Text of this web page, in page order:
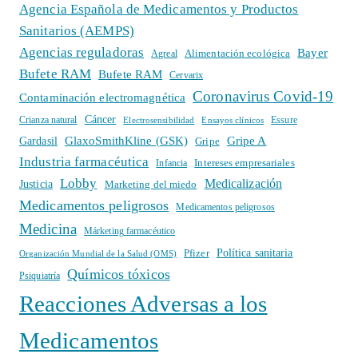
Agencia Española de Medicamentos y Productos
Sanitarios (AEMPS)
Agencias reguladoras
Agreal Alimentación ecológica Bayer
Bufete RAM Bufete RAM Cervarix
Contaminación electromagnética Coronavirus Covid-19
Crianza natural Cáncer Electrosensibilidad Ensayos clínicos Essure
Gardasil GlaxoSmithKline (GSK) Gripe Gripe A
Industria farmacéutica Infancia
Intereses empresariales
Justicia
Lobby Marketing del miedo Medicalización
Medicamentos peligrosos Medicamentos peligrosos
Medicina Márketing farmacéutico
Organización Mundial de la Salud (OMS) Pfizer Política sanitaria
Psiquiatría Químicos tóxicos
Reacciones Adversas a los
Medicamentos